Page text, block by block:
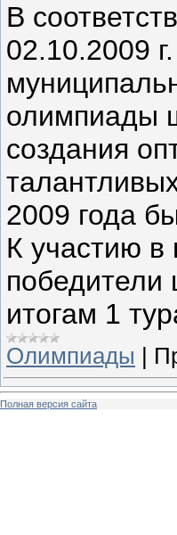
В
02.10.2009
олимпиады
создания
2009 года
К участию в
итогам 1
Олимпиады
Полная версия сайта